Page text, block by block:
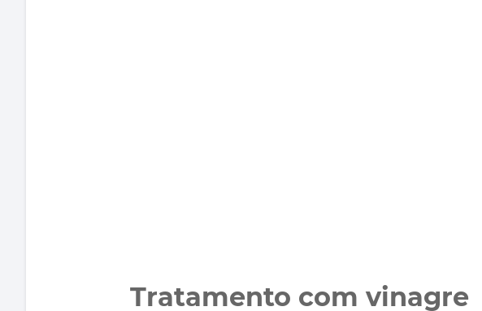
Tratamento com vinagre